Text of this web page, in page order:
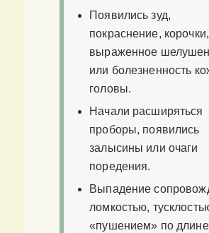
Появились зуд,
покраснение, корочки,
выраженное
или болезненность
головы.
Начали расширяться
проборы, появились
залысины или очаги
поредения.
Выпадение
ломкостью,
«пушением» по